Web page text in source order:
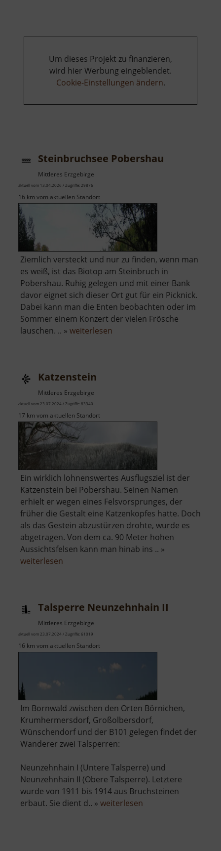
Um dieses Projekt zu finanzieren,
wird hier Werbung eingeblendet.
Cookie-Einstellungen ändern.
Steinbruchsee Pobershau
Mittleres Erzgebirge
aktuell vom 13.04.2026 / Zugriffe: 29876
16 km vom aktuellen Standort
Ziemlich versteckt und nur zu finden, wenn man
es weiß, ist das Biotop am Steinbruch in
Pobershau. Ruhig gelegen und mit einer Bank
davor eignet sich dieser Ort gut für ein Picknick.
Dabei kann man die Enten beobachten oder im
Sommer einem Konzert der vielen Frösche
lauschen. .. » weiterlesen
Katzenstein
Mittleres Erzgebirge
aktuell vom 23.07.2024 / Zugriffe: 83340
17 km vom aktuellen Standort
Ein wirklich lohnenswertes Ausflugsziel ist der
Katzenstein bei Pobershau. Seinen Namen
erhielt er wegen eines Felsvorsprunges, der
früher die Gestalt eine Katzenkopfes hatte. Doch
als das Gestein abzustürzen drohte, wurde es
abgetragen. Von dem ca. 90 Meter hohen
Aussichtsfelsen kann man hinab ins .. »
weiterlesen
Talsperre Neunzehnhain II
Mittleres Erzgebirge
aktuell vom 23.07.2024 / Zugriffe: 61019
16 km vom aktuellen Standort
Im Bornwald zwischen den Orten Börnichen,
Krumhermersdorf, Großolbersdorf,
Wünschendorf und der B101 gelegen findet der
Wanderer zwei Talsperren:
Neunzehnhain I (Untere Talsperre) und
Neunzehnhain II (Obere Talsperre). Letztere
wurde von 1911 bis 1914 aus Bruchsteinen
erbaut. Sie dient d.. » weiterlesen